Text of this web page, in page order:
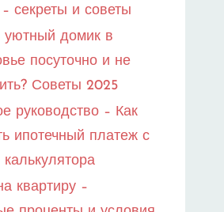
секреты и советы
уютный домик в
посуточно и не
Советы 2025
руководство – Как
ипотечный платеж с
квартиру –